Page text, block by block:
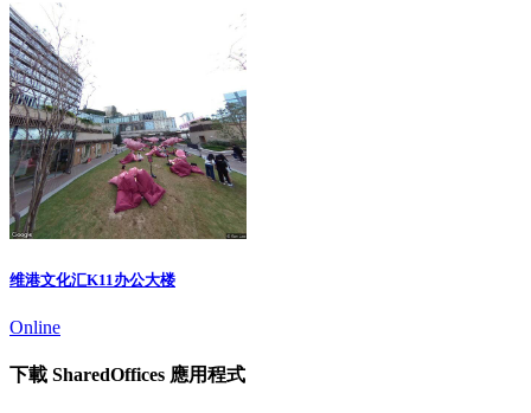
维港文化汇K11办公大楼
Online
下載 SharedOffices 應用程式